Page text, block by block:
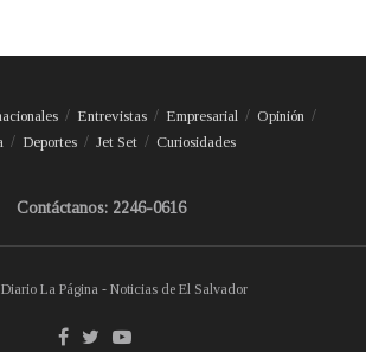
Entrevistas Empresarial
Opinión
Deportes Jet Set Curiosidades
Contáctanos: 2246-0616
La Página - Noticias de El Salvador